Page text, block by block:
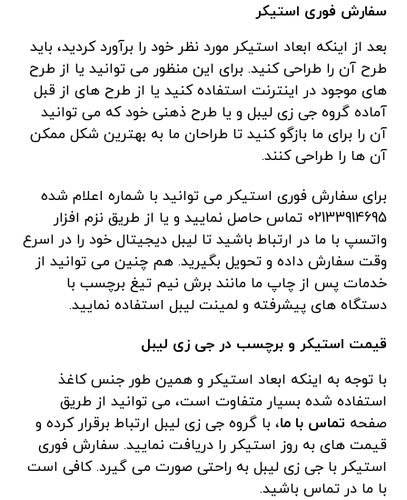
سفارش فوری استیکر
بعد از اینکه ابعاد استیکر مورد نظر خود را برآورد کردید، باید
طرح آن را طراحی کنید. برای این منظور می توانید یا از طرح
های موجود در اینترنت استفاده کنید یا از طرح های از قبل
آماده گروه جی زی لیبل و یا طرح ذهنی خود که می توانید
آن را برای ما بازگو کنید تا طراحان ما به بهترین شکل ممکن
آن ها را طراحی کنند.
برای سفارش فوری استیکر می توانید با شماره اعلام شده
02133914695 تماس حاصل نمایید و یا از طریق نزم افزار
واتسپ با ما در ارتباط باشید تا لیبل دیجیتال خود را در اسرع
وقت سفارش داده و تحویل بگیرید. هم چنین می توانید از
خدمات پس از چاپ ما مانند برش نیم تیغ برچسب با
دستگاه های پیشرفته و لمینت لیبل استفاده نمایید.
قیمت استیکر و برچسب در جی زی لیبل
با توجه به اینکه ابعاد استیکر و همین طور جنس کاغذ
استفاده شده بسیار متفاوت است، می توانید از طریق
صفحه تماس با ما، با گروه جی زی لیبل ارتباط برقرار کرده و
قیمت های به روز استیکر را دریافت نمایید. سفارش فوری
استیکر با جی زی لیبل به راحتی صورت می گیرد. کافی است
با ما در تماس باشید.